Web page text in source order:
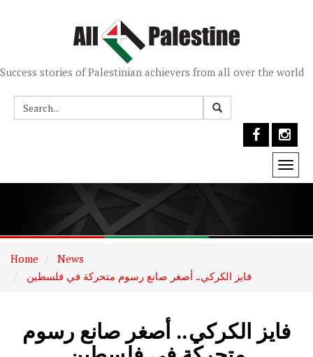
Success stories of Palestinian achievers from all over the world
Home
News
فايز الكركي.. أصغر صانع رسوم متحركة في فلسطين
فايز الكركي.. أصغر صانع رسوم